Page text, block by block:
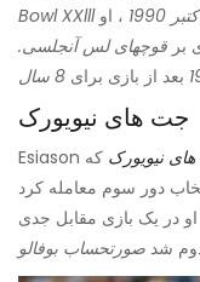
Bowl XXlll ، او
بر قوچهای لس آنجلسی.
بعد از بازی برای
جت های نیویورک
نیویورک که
دور سوم معامله کرد
در یک بازی مقابل جدی
شد